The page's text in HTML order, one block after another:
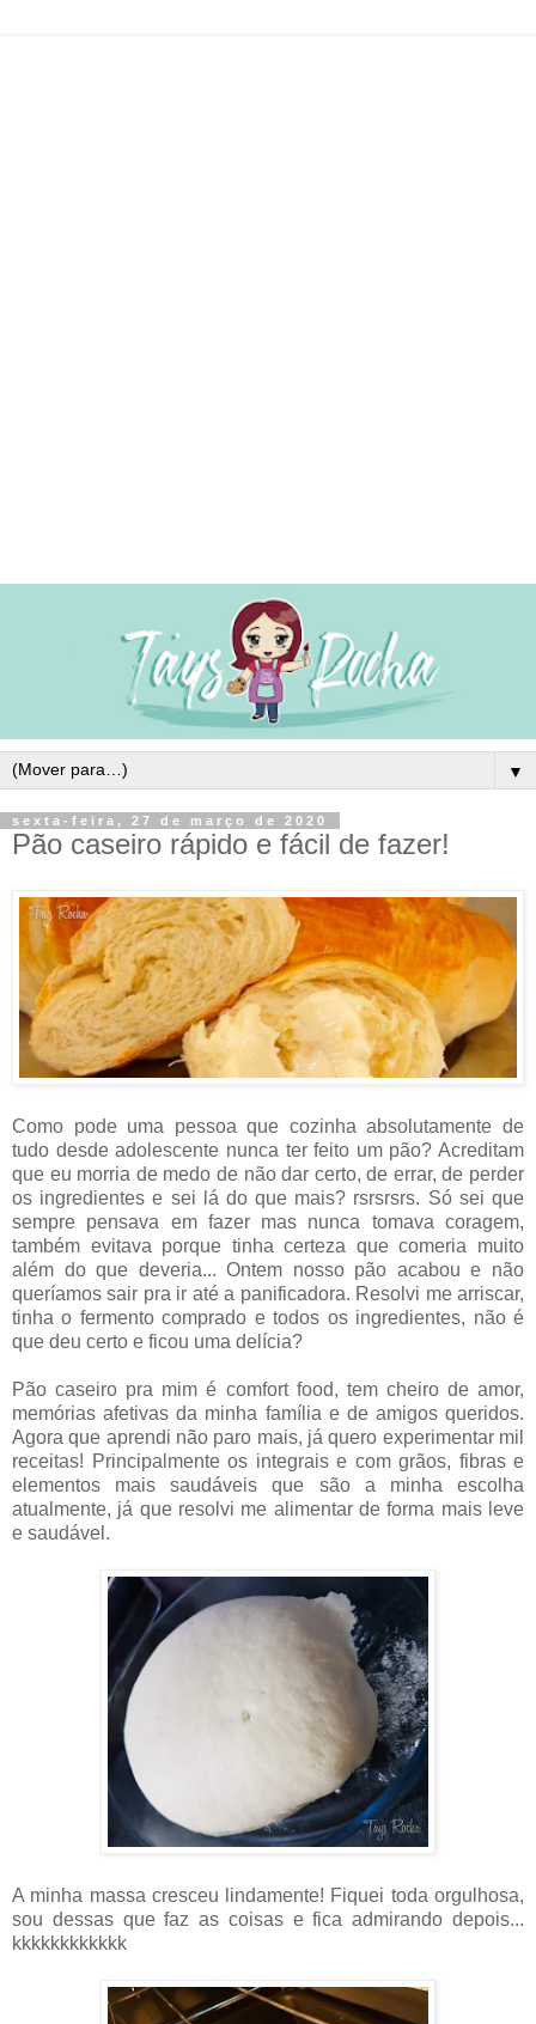
▼
sexta-feira, 27 de março de 2020
Pão caseiro rápido e fácil de fazer!
Como pode uma pessoa que cozinha absolutamente de
tudo desde adolescente nunca ter feito um pão? Acreditam
que eu morria de medo de não dar certo, de errar, de perder
os ingredientes e sei lá do que mais? rsrsrsrs. Só sei que
sempre pensava em fazer mas nunca tomava coragem,
também evitava porque tinha certeza que comeria muito
além do que deveria... Ontem nosso pão acabou e não
queríamos sair pra ir até a panificadora. Resolvi me arriscar,
tinha o fermento comprado e todos os ingredientes, não é
que deu certo e ficou uma delícia?
Pão caseiro pra mim é comfort food, tem cheiro de amor,
memórias afetivas da minha família e de amigos queridos.
Agora que aprendi não paro mais, já quero experimentar mil
receitas! Principalmente os integrais e com grãos, fibras e
elementos mais saudáveis que são a minha escolha
atualmente, já que resolvi me alimentar de forma mais leve
e saudável.
A minha massa cresceu lindamente! Fiquei toda orgulhosa,
sou dessas que faz as coisas e fica admirando depois...
kkkkkkkkkkkk